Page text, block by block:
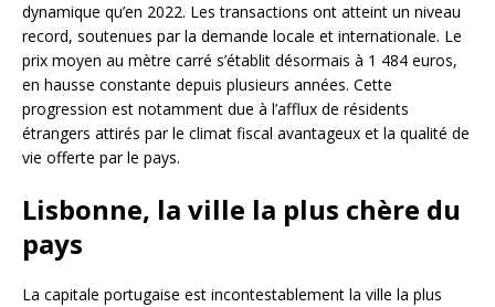
dynamique qu’en 2022. Les transactions ont atteint un niveau
record, soutenues par la demande locale et internationale. Le
prix moyen au mètre carré s’établit désormais à 1 484 euros,
en hausse constante depuis plusieurs années. Cette
progression est notamment due à l’afflux de résidents
étrangers attirés par le climat fiscal avantageux et la qualité de
vie offerte par le pays.
Lisbonne, la ville la plus chère du
pays
La capitale portugaise est incontestablement la ville la plus